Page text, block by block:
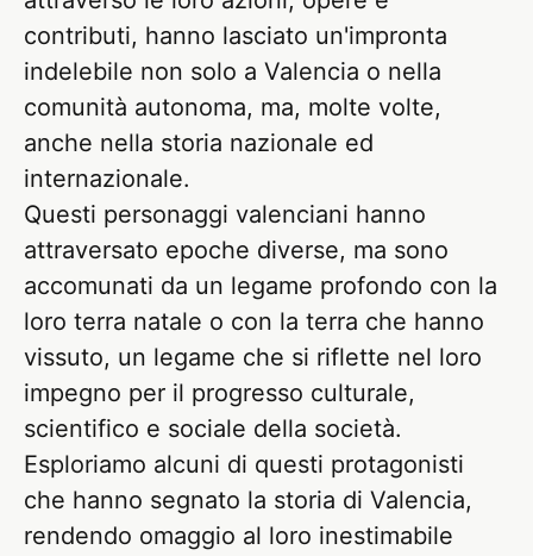
contributi, hanno lasciato un'impronta
indelebile non solo a Valencia o nella
comunità autonoma, ma, molte volte,
anche nella storia nazionale ed
internazionale.
Questi personaggi valenciani hanno
attraversato epoche diverse, ma sono
accomunati da un legame profondo con la
loro terra natale o con la terra che hanno
vissuto, un legame che si riflette nel loro
impegno per il progresso culturale,
scientifico e sociale della società.
Esploriamo alcuni di questi protagonisti
che hanno segnato la storia di Valencia,
rendendo omaggio al loro inestimabile